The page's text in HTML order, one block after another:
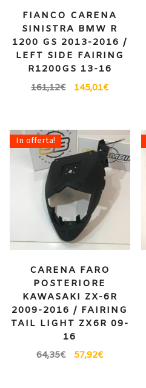
FIANCO CARENA
SINISTRA BMW R
1200 GS 2013-2016 /
LEFT SIDE FAIRING
R1200GS 13-16
161,12€ 145,01€
In offerta!
CARENA FARO
POSTERIORE
KAWASAKI ZX-6R
2009-2016 / FAIRING
TAIL LIGHT ZX6R 09-
16
64,35€ 57,92€